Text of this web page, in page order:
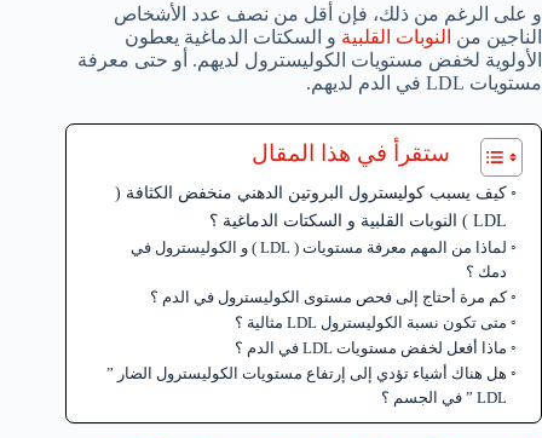
و على الرغم من ذلك، فإن أقل من نصف عدد الأشخاص
الناجين من النوبات القلبية و السكتات الدماغية يعطون
الأولوية لخفض مستويات الكوليسترول لديهم. أو حتى معرفة
مستويات LDL في الدم لديهم.
ستقرأ في هذا المقال
كيف يسبب كوليسترول البروتين الدهني منخفض الكثافة (
LDL ) النوبات القلبية و السكتات الدماغية ؟
لماذا من المهم معرفة مستويات ( LDL ) و الكوليسترول في
دمك ؟
كم مرة أحتاج إلى فحص مستوى الكوليسترول في الدم ؟
متى تكون نسبة الكوليسترول LDL مثالية ؟
ماذا أفعل لخفض مستويات LDL في الدم ؟
هل هناك أشياء تؤدي إلى إرتفاع مستويات الكوليسترول الضار ”
LDL ” في الجسم ؟